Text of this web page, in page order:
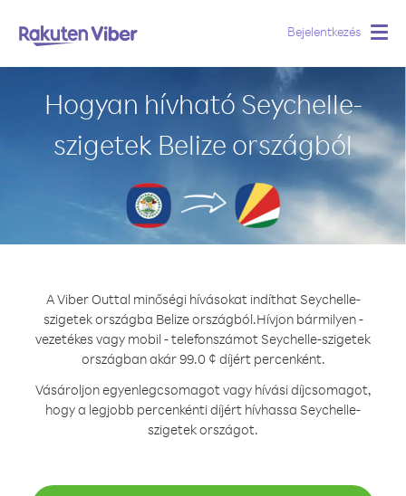
Bejelentkezés
Hogyan hívható Seychelle-
szigetek Belize országból
A Viber Outtal minőségi hívásokat indíthat Seychelle-
szigetek országba Belize országból.Hívjon bármilyen -
vezetékes vagy mobil - telefonszámot Seychelle-szigetek
országban akár 99.0 ¢ díjért percenként.
Vásároljon egyenlegcsomagot vagy hívási díjcsomagot,
hogy a legjobb percenkénti díjért hívhassa Seychelle-
szigetek országot.